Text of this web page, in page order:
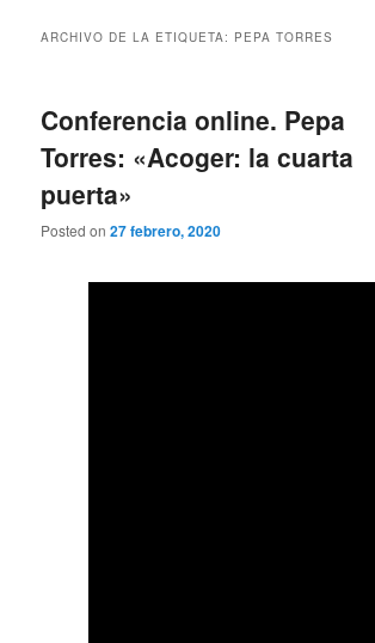
ARCHIVO DE LA ETIQUETA: PEPA TORRES
Conferencia online. Pepa
Torres: «Acoger: la cuarta
puerta»
Posted on27 febrero, 2020